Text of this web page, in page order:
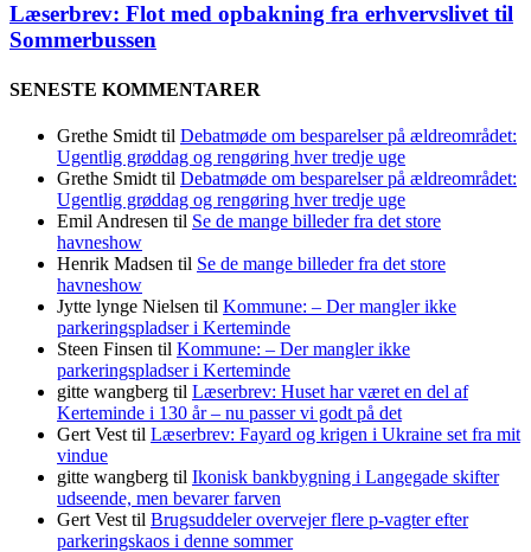
Læserbrev: Flot med opbakning fra erhvervslivet til
Sommerbussen
SENESTE KOMMENTARER
Grethe Smidt til Debatmøde om besparelser på ældreområdet:
Ugentlig grøddag og rengøring hver tredje uge
Grethe Smidt til Debatmøde om besparelser på ældreområdet:
Ugentlig grøddag og rengøring hver tredje uge
Emil Andresen til Se de mange billeder fra det store
havneshow
Henrik Madsen til Se de mange billeder fra det store
havneshow
Jytte lynge Nielsen til Kommune: – Der mangler ikke
parkeringspladser i Kerteminde
Steen Finsen til Kommune: – Der mangler ikke
parkeringspladser i Kerteminde
gitte wangberg til Læserbrev: Huset har været en del af
Kerteminde i 130 år – nu passer vi godt på det
Gert Vest til Læserbrev: Fayard og krigen i Ukraine set fra mit
vindue
gitte wangberg til Ikonisk bankbygning i Langegade skifter
udseende, men bevarer farven
Gert Vest til Brugsuddeler overvejer flere p-vagter efter
parkeringskaos i denne sommer